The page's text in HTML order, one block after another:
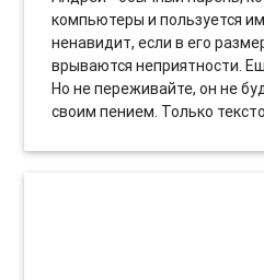
компьютеры и пользуется
ненавидит, если в его
врываются неприятности.
Но не переживайте, он не
своим пением. Только